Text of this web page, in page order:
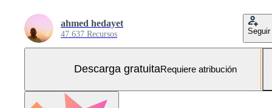
ahmed hedayet
47.637 Recursos Seguir
Descarga gratuitaRequiere atribución